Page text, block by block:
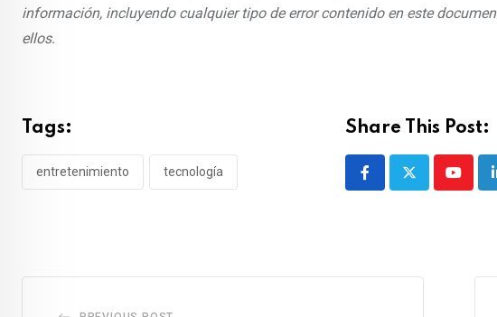
información, incluyendo cualquier tipo de error contenido en este
ellos.
Tags:
entretenimiento tecnología
Share This Post: